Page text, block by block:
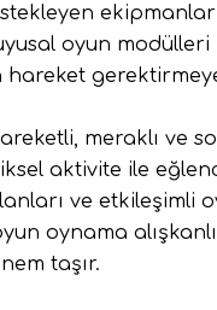
oyun
meraklı ve
aktivite ile
ve etkileşimli
oynama
taşır.